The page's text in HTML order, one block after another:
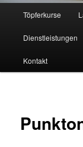
Töpferkurse
Dienstleistungen
Kontakt